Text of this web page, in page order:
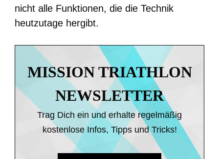
nicht alle Funktionen, die die Technik
heutzutage hergibt.
MISSION TRIATHLON
NEWSLETTER
Trag Dich ein und erhalte regelmäßig
kostenlose Infos, Tipps und Tricks!